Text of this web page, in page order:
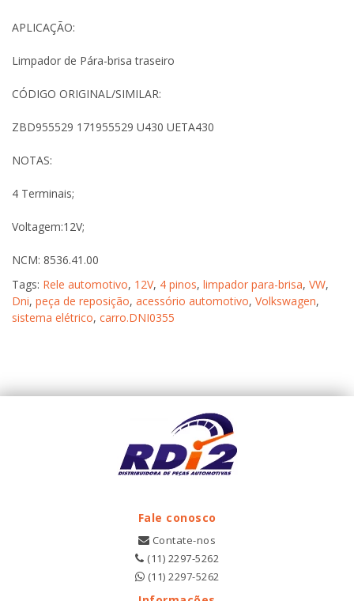
APLICAÇÃO:
Limpador de Pára-brisa traseiro
CÓDIGO ORIGINAL/SIMILAR:
ZBD955529 171955529 U430 UETA430
NOTAS:
4 Terminais;
Voltagem:12V;
NCM: 8536.41.00
Tags: Rele automotivo, 12V, 4 pinos, limpador para-brisa, VW,
Dni, peça de reposição, acessório automotivo, Volkswagen,
sistema elétrico, carro.DNI0355
Fale conosco
Contate-nos
(11) 2297-5262
(11) 2297-5262